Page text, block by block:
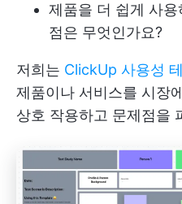
제품을 더 쉽게 사
점은 무엇인가요?
저희는 ClickUp 사용성
제품이나 서비스를 시장
상호 작용하고 문제점을